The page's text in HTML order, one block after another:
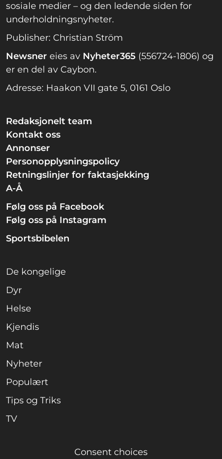
sosiale medier – og den ledende siden for
underholdningsnyheter.
Publisher: Christian Ström
Newsner eies av Nyheter365 (556724-1806) og
er en del av Caybon.
Adresse: Haakon VII gate 5, 0161 Oslo
Redaksjonelt team
Kontakt oss
Annonser
Personopplysningspolicy
Retningslinjer for faktasjekking
A-Å
Følg oss på Facebook
Følg oss på Instagram
Sportsbibelen
De kongelige
Dyr
Helse
Kjendis
Mat
Nyheter
Populært
Tips og Triks
TV
Consent choices